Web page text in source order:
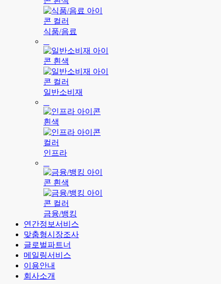
식품/음료
일반소비재
인프라
금융/뱅킹
연간정보서비스
맞춤형시장조사
글로벌파트너
메일링서비스
이용안내
회사소개